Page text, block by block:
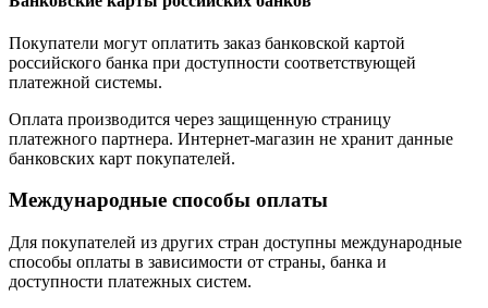
Покупатели могут оплатить заказ банковской картой
российского банка при доступности соответствующей
платежной системы.
Оплата производится через защищенную страницу
платежного партнера. Интернет-магазин не хранит данные
банковских карт покупателей.
Международные способы оплаты
Для покупателей из других стран доступны международные
способы оплаты в зависимости от страны, банка и
доступности платежных систем.